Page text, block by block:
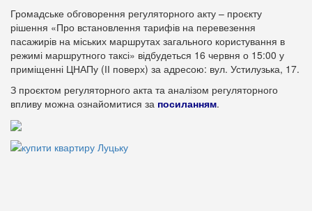
Громадське обговорення регуляторного акту – проєкту
рішення «Про встановлення тарифів на перевезення
пасажирів на міських маршрутах загального користування в
режимі маршрутного таксі» відбудеться 16 червня о 15:00 у
приміщенні ЦНАПу (ІІ поверх) за адресою: вул. Устилузька, 17.
З проєктом регуляторного акта та аналізом регуляторного
впливу можна ознайомитися за посиланням.